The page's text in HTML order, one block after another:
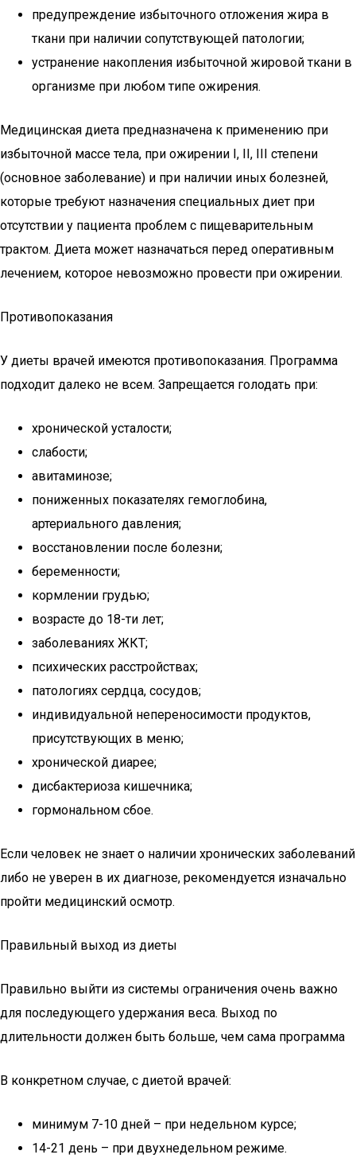
предупреждение избыточного отложения жира в
ткани при наличии сопутствующей патологии;
устранение накопления избыточной жировой ткани в
организме при любом типе ожирения.
Медицинская диета предназначена к применению при
избыточной массе тела, при ожирении I, II, III степени
(основное заболевание) и при наличии иных болезней,
которые требуют назначения специальных диет при
отсутствии у пациента проблем с пищеварительным
трактом. Диета может назначаться перед оперативным
лечением, которое невозможно провести при ожирении.
Противопоказания
У диеты врачей имеются противопоказания. Программа
подходит далеко не всем. Запрещается голодать при:
хронической усталости;
слабости;
авитаминозе;
пониженных показателях гемоглобина,
артериального давления;
восстановлении после болезни;
беременности;
кормлении грудью;
возрасте до 18-ти лет;
заболеваниях ЖКТ;
психических расстройствах;
патологиях сердца, сосудов;
индивидуальной непереносимости продуктов,
присутствующих в меню;
хронической диарее;
дисбактериоза кишечника;
гормональном сбое.
Если человек не знает о наличии хронических заболеваний
либо не уверен в их диагнозе, рекомендуется изначально
пройти медицинский осмотр.
Правильный выход из диеты
Правильно выйти из системы ограничения очень важно
для последующего удержания веса. Выход по
длительности должен быть больше, чем сама программа
В конкретном случае, с диетой врачей:
минимум 7-10 дней – при недельном курсе;
14-21 день – при двухнедельном режиме.